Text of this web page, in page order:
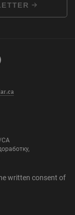
written consent of